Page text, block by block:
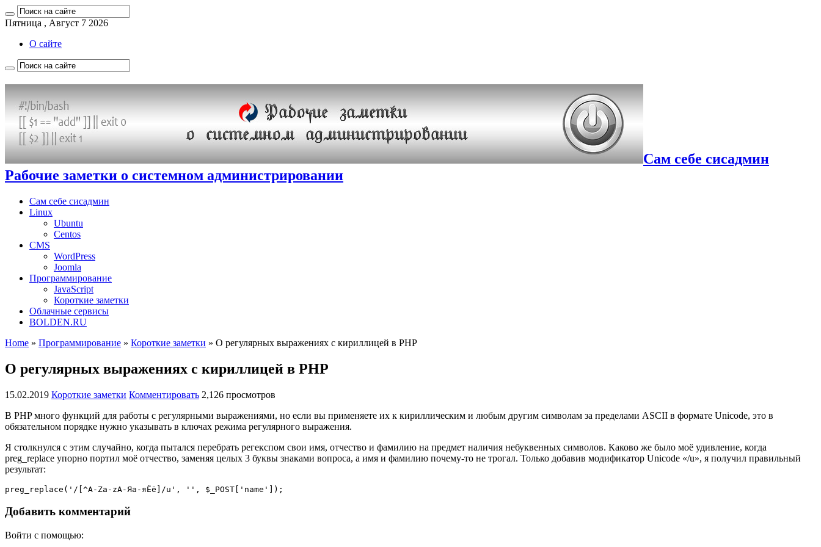
Пятница , Август 7 2026
О сайте
Сам себе сисадмин
Рабочие заметки о системном администрировании
Сам себе сисадмин
Linux
Ubuntu
Centos
CMS
WordPress
Joomla
Программирование
JavaScript
Короткие заметки
Облачные сервисы
BOLDEN.RU
Home » Программирование » Короткие заметки » О регулярных выражениях с кириллицей в PHP
О регулярных выражениях с кириллицей в PHP
15.02.2019 Короткие заметки Комментировать 2,126 просмотров
В PHP много функций для работы с регулярными выражениями, но если вы применяете их к кириллическим и любым другим символам за пределами ASCII в формате Unicode, это в
обязательном порядке нужно указывать в ключах режима регулярного выражения.
Я столкнулся с этим случайно, когда пытался перебрать регекспом свои имя, отчество и фамилию на предмет наличия небуквенных символов. Каково же было моё удивление, когда
preg_replace упорно портил моё отчество, заменяя целых 3 буквы знаками вопроса, а имя и фамилию почему-то не трогал. Только добавив модификатор Unicode «/u», я получил правильный
результат:
preg_replace('/[^A-Za-zА-Яа-яЁё]/u', '', $_POST['name']);
Добавить комментарий
Войти с помощью: